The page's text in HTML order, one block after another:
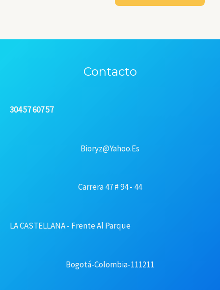
Contacto
304 57 607 57
Bioryz@yahoo.es
Carrera 47 # 94 - 44
LA CASTELLANA - Frente Al Parque
Bogotá-Colombia-111211